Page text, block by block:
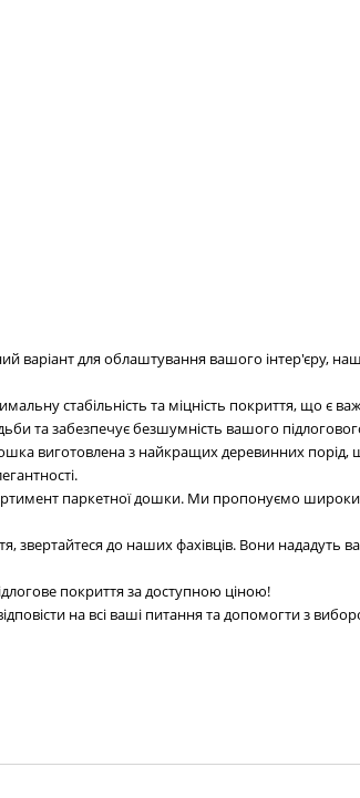
варіант для облаштування вашого інтер'єру,
стабільність та міцність покриття, що є
та забезпечує безшумність вашого
виготовлена з найкращих деревинних порід,
паркетної дошки. Ми пропонуємо
звертайтеся до наших фахівців. Вони
покриття за доступною ціною!
на всі ваші питання та допомогти з